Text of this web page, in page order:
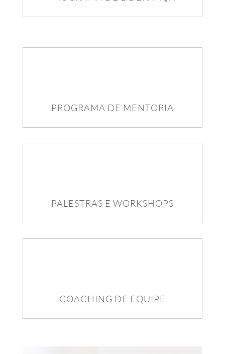
PROGRAMA DE MENTORIA
PALESTRAS E WORKSHOPS
COACHING DE EQUIPE